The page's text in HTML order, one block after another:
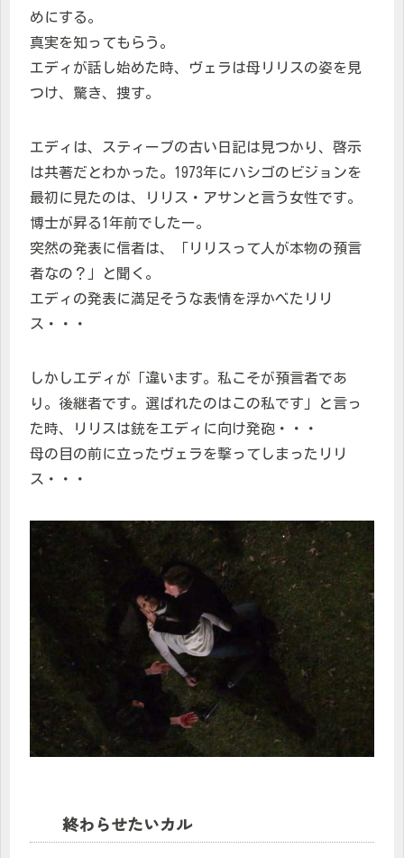
めにする。
真実を知ってもらう。
エディが話し始めた時、ヴェラは母リリスの姿を見
つけ、驚き、捜す。
エディは、スティーブの古い日記は見つかり、啓示
は共著だとわかった。1973年にハシゴのビジョンを
最初に見たのは、リリス・アサンと言う女性です。
博士が昇る1年前でしたー。
突然の発表に信者は、「リリスって人が本物の預言
者なの？」と聞く。
エディの発表に満足そうな表情を浮かべたリリ
ス・・・
しかしエディが「違います。私こそが預言者であ
り。後継者です。選ばれたのはこの私です」と言っ
た時、リリスは銃をエディに向け発砲・・・
母の目の前に立ったヴェラを撃ってしまったリリ
ス・・・
終わらせたいカル